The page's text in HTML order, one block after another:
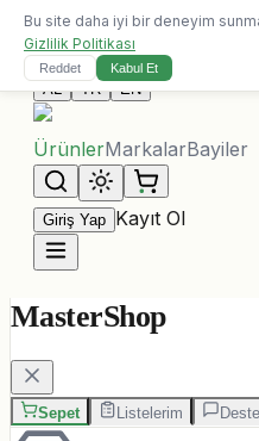
10.000 ALL üzeri
Bize Ulaşın
AL TR EN
ÜrünlerMarkalarBayiler
Giriş Yap Kayıt Ol
MasterShop
Sepet Listelerim
Bu site daha iyi bir deneyim
Gizlilik Politikası
Reddet Kabul Et